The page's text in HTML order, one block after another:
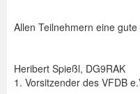
Allen Teilnehmern eine
Heribert Spießl, DG9RAK
1. Vorsitzender des VFDB